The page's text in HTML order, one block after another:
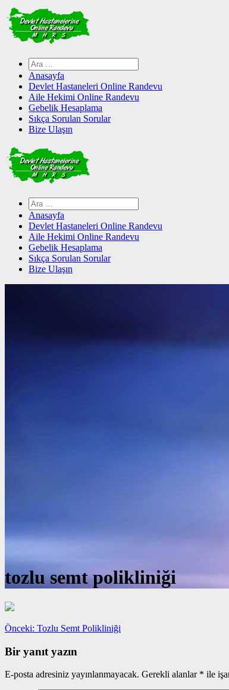
Skip
to
content
Arama:
Anasayfa
Devlet Hastaneleri Online Randevu
Aile Hekimi Online Randevu
Gebelik Hesaplama
Sıkça Sorulan Sorular
Bize Ulaşın
Arama:
Anasayfa
Devlet Hastaneleri Online Randevu
Aile Hekimi Online Randevu
Gebelik Hesaplama
Sıkça Sorulan Sorular
Bize Ulaşın
tozlu semt polikliniği
Yazı
gezinmesi
Önceki: Önceki
Tozlu Semt Polikliniği
Bir yanıt yazın
E-posta adresiniz yayınlanmayacak. Gerekli alanlar * ile